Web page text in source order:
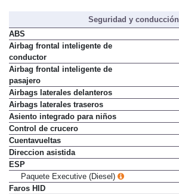
Seguridad y conducción
ABS
Airbag frontal inteligente de
conductor
Airbag frontal inteligente de
pasajero
Airbags laterales delanteros
Airbags laterales traseros
Asiento integrado para niños
Control de crucero
Cuentavueltas
Direccion asistida
ESP
Paquete Executive (Diesel)
Faros HID